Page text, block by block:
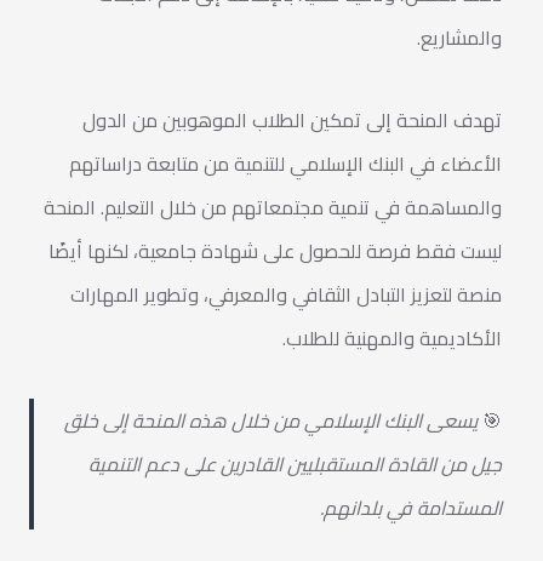
والمشاريع.
تهدف المنحة إلى تمكين الطلاب الموهوبين من الدول
الأعضاء في البنك الإسلامي للتنمية من متابعة دراساتهم
والمساهمة في تنمية مجتمعاتهم من خلال التعليم. المنحة
ليست فقط فرصة للحصول على شهادة جامعية، لكنها أيضًا
منصة لتعزيز التبادل الثقافي والمعرفي، وتطوير المهارات
الأكاديمية والمهنية للطلاب.
🎯يسعى البنك الإسلامي من خلال هذه المنحة إلى خلق
جيل من القادة المستقبليين القادرين على دعم التنمية
المستدامة في بلدانهم.